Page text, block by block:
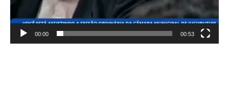
00:00 00:53